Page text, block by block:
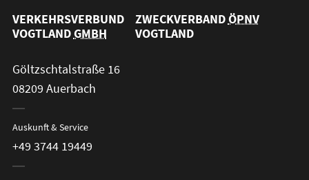
VERKEHRSVERBUND
VOGTLANDGMBH
ZWECKVERBANDÖPNV
VOGTLAND
Göltzschtalstraße 16
08209 Auerbach
Auskunft & Service
+49 3744 19449